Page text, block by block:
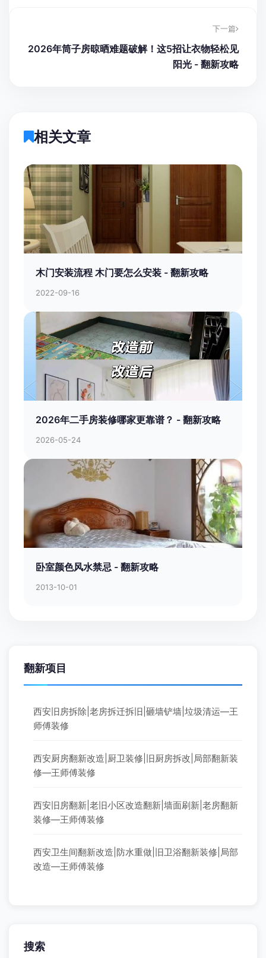
下一篇
2026年筒子房晾晒难题破解！这5招让衣物轻松见
阳光 - 翻新攻略
相关文章
木门安装流程 木门要怎么安装 - 翻新攻略
2022-09-16
2026年二手房装修哪家更靠谱？ - 翻新攻略
2026-05-24
卧室颜色风水禁忌 - 翻新攻略
2013-10-01
翻新项目
西安旧房拆除|老房拆迁拆旧|砸墙铲墙|垃圾清运—王
师傅装修
西安厨房翻新改造|厨卫装修|旧厨房拆改|局部翻新装
修—王师傅装修
西安旧房翻新|老旧小区改造翻新|墙面刷新|老房翻新
装修—王师傅装修
西安卫生间翻新改造|防水重做|旧卫浴翻新装修|局部
改造—王师傅装修
搜索